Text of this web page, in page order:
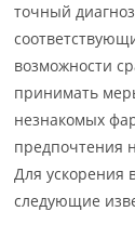
точный
возможности
принимать
незнакомых
предпочтения
Для ускорения
следующие